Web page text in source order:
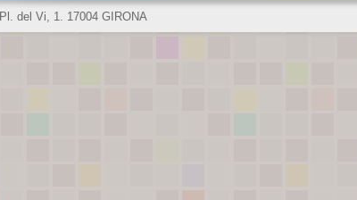
Pl. del Vi, 1. 17004 GIRONA